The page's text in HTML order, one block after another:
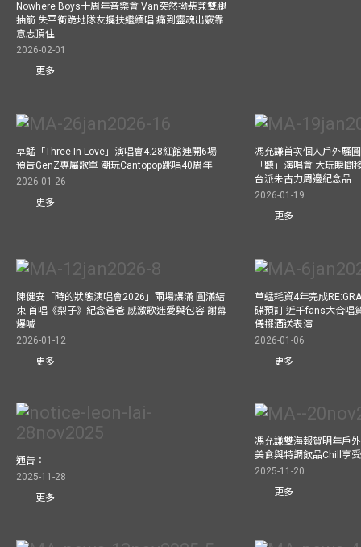
Nowhere Boys十周年音樂會 Van突然拗柴兼雙腿
抽筋 失平衡跪地隊友攙扶繼續唱 痛到靈魂出竅靠
意志頂住
2026-02-01
更多
草蜢「Three In Love」演唱會4.28紅館連開6場
預告GenZ專屬歌單 潮玩Cantopop跳唱40周年
2026-01-26
更多
馮允謙首次個人戶外騷
「聽」演唱會 大玩瞬
台派朱古力周邊紀念品
2026-01-19
更多
陳健安「時的狀態演唱會2026」兩場爆滿 圓滿結
束 首唱《梨子》紀念爸爸 感激歌迷愛與包容 謝幕
爆喊
2026-01-12
更多
草蜢耗資4年完成
碟預訂 近千fans大合唱
儀擺酒送表演
2026-01-06
更多
通告：
2025-11-28
更多
馮允謙雙海報賀明年戶
美食與特調飲品Chill享
2025-11-20
更多